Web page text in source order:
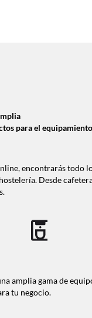
para el
encontrarás todo
Desde
amplia gama de
tu negocio.